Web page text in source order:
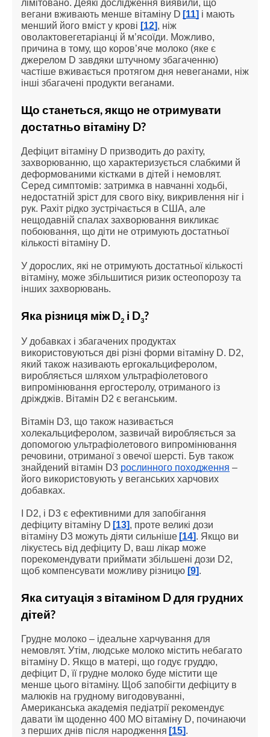
лімітовано. Деякі дослідження виявили, що
вегани вживають менше вітаміну D [11] і мають
менший його вміст у крові [12], ніж
оволактовегетаріанці й м’ясоїди. Можливо,
причина в тому, що коров’яче молоко (яке є
джерелом D завдяки штучному збагаченню)
частіше вживається протягом дня невеганами, ніж
інші збагачені продукти веганами.
Що станеться, якщо не отримувати
достатньо вітаміну D?
Дефіцит вітаміну D призводить до рахіту,
захворюванню, що характеризується слабкими й
деформованими кістками в дітей і немовлят.
Серед симптомів: затримка в навчанні ходьбі,
недостатній зріст для свого віку, викривлення ніг і
рук. Рахіт рідко зустрічається в США, але
нещодавній спалах захворювання викликає
побоювання, що діти не отримують достатньої
кількості вітаміну D.
У дорослих, які не отримують достатньої кількості
вітаміну, може збільшитися ризик остеопорозу та
інших захворювань.
Яка різниця між D2 і D3?
У добавках і збагачених продуктах
використовуються дві різні форми вітаміну D. D2,
який також називають ергокальциферолом,
виробляється шляхом ультрафіолетового
випромінювання ергостеролу, отриманого із
дріжджів. Вітамін D2 є веганським.
Вітамін D3, що також називається
холекальциферолом, зазвичай виробляється за
допомогою ультрафіолетового випромінювання
речовини, отриманої з овечої шерсті. Був також
знайдений вітамін D3 рослинного походження –
його використовують у веганських харчових
добавках.
І D2, і D3 є ефективними для запобігання
дефіциту вітаміну D [13], проте великі дози
вітаміну D3 можуть діяти сильніше [14]. Якщо ви
лікуєтесь від дефіциту D, ваш лікар може
порекомендувати приймати збільшені дози D2,
щоб компенсувати можливу різницю [9].
Яка ситуація з вітаміном D для грудних
дітей?
Грудне молоко – ідеальне харчування для
немовлят. Утім, людське молоко містить небагато
вітаміну D. Якщо в матері, що годує груддю,
дефіцит D, її грудне молоко буде містити ще
менше цього вітаміну. Щоб запобігти дефіциту в
малюків на грудному вигодовуванні,
Американська академія педіатрії рекомендує
давати їм щоденно 400 МО вітаміну D, починаючи
з перших днів після народження [15].